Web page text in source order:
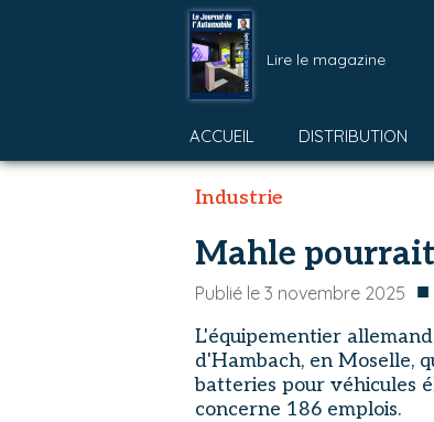
Lire le magazine
ACCUEIL DISTRIBUTION
Industrie
Mahle
Publié le 3 novembre 2025 ■
L'équipementier
d'Hambach, en Moselle,
batteries pour véhicules
concerne 186 emplois.